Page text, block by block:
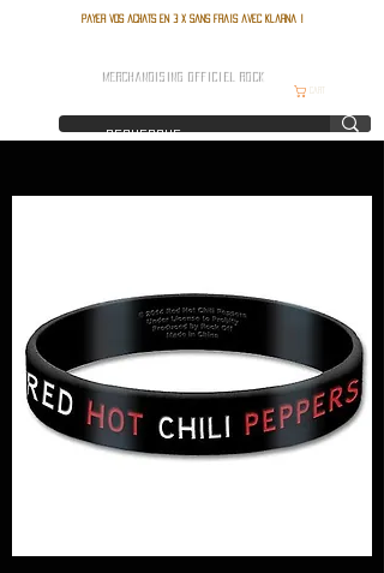
Payer vos achats en 3 x sans frais avec Klarna !
MERCHANDISING OFFICIEL ROCK